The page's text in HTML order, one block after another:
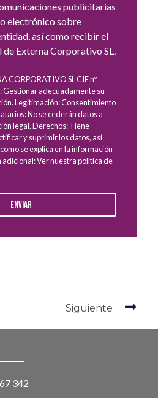
publicitarias
electrónico sobre
así como recibir el
Externa Corporativo SL.
CORPORATIVO SL CIF nº
Gestionar adecuadamente su
Legitimación: Consentimiento
No se cederán datos a
legal. Derechos: Tiene
y suprimir los datos, así
se explica en la información
Ver nuestra política de
Enviar
Siguiente
342